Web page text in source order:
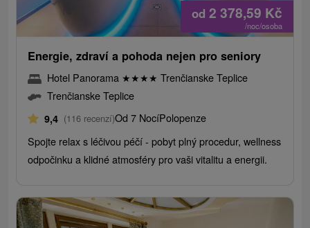
od 2 378,59 Kč
/noc/osoba
Energie, zdraví a pohoda nejen pro seniory
Hotel Panorama ★★★★ Trenčianske Teplice
Trenčianske Teplice
9,4 (116 recenzí)Od 7 NocíPolopenze
Spojte relax s léčivou péčí - pobyt plný procedur, wellness
odpočinku a klidné atmosféry pro vaši vitalitu a energii.